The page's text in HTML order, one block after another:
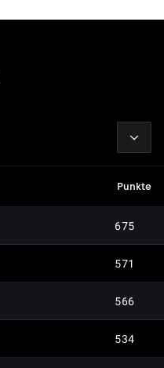
Punkte
675
571
566
534